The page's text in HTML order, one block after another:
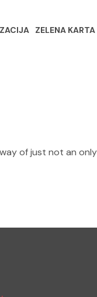
ZELENA KARTA
of just not an